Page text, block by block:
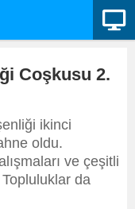
Coşkusu 2.
ikinci
oldu.
ve çeşitli
da